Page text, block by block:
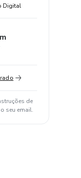
Digital
de
seu email.